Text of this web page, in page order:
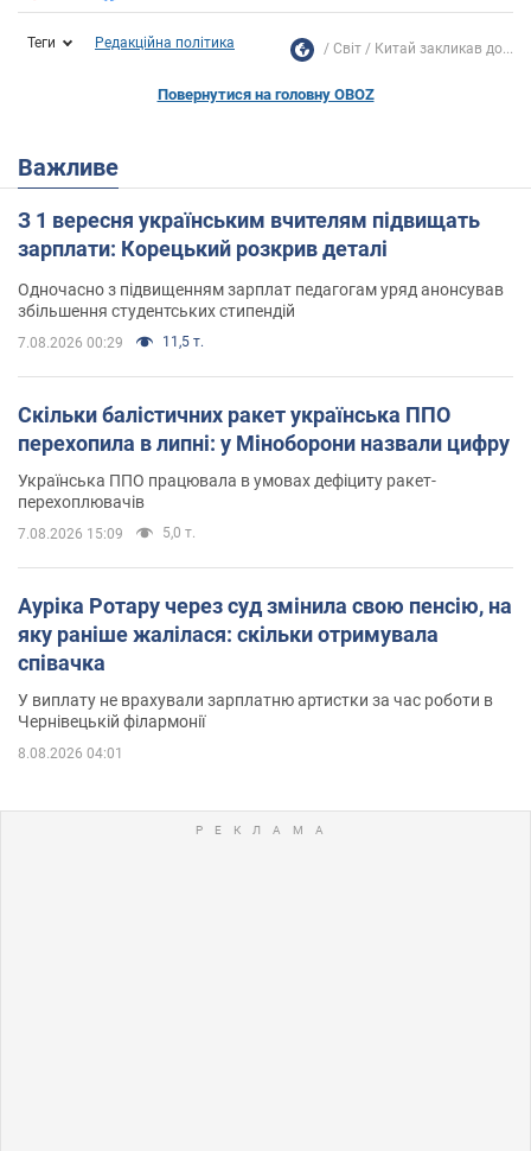
Теги Редакційна політика Світ Китай закликав до...
Повернутися на головну OBOZ
Важливе
З 1 вересня українським вчителям підвищать
зарплати: Корецький розкрив деталі
Одночасно з підвищенням зарплат педагогам уряд анонсував
збільшення студентських стипендій
7.08.2026 00:29 11,5 т.
Скільки балістичних ракет українська ППО
перехопила в липні: у Міноборони назвали цифру
Українська ППО працювала в умовах дефіциту ракет-
перехоплювачів
7.08.2026 15:09 5,0 т.
Ауріка Ротару через суд змінила свою пенсію, на
яку раніше жалілася: скільки отримувала
співачка
У виплату не врахували зарплатню артистки за час роботи в
Чернівецькій філармонії
8.08.2026 04:01